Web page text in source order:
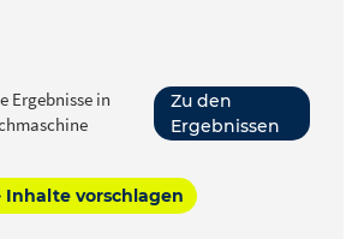
Ergebnisse in
Zu den
Ergebnissen
Inhalte vorschlagen